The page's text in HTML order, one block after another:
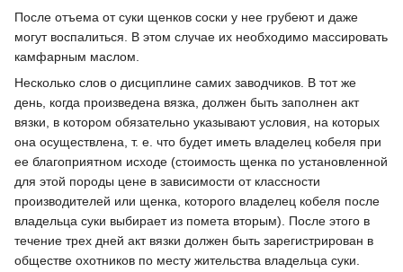
После отъема от суки щенков соски у нее грубеют и даже
могут воспалиться. В этом случае их необходимо массировать
камфарным маслом.
Несколько слов о дисциплине самих заводчиков. В тот же
день, когда произведена вязка, должен быть заполнен акт
вязки, в котором обязательно указывают условия, на которых
она осуществлена, т. е. что будет иметь владелец кобеля при
ее благоприятном исходе (стоимость щенка по установленной
для этой породы цене в зависимости от классности
производителей или щенка, которого владелец кобеля после
владельца суки выбирает из помета вторым). После этого в
течение трех дней акт вязки должен быть зарегистрирован в
обществе охотников по месту жительства владельца суки.